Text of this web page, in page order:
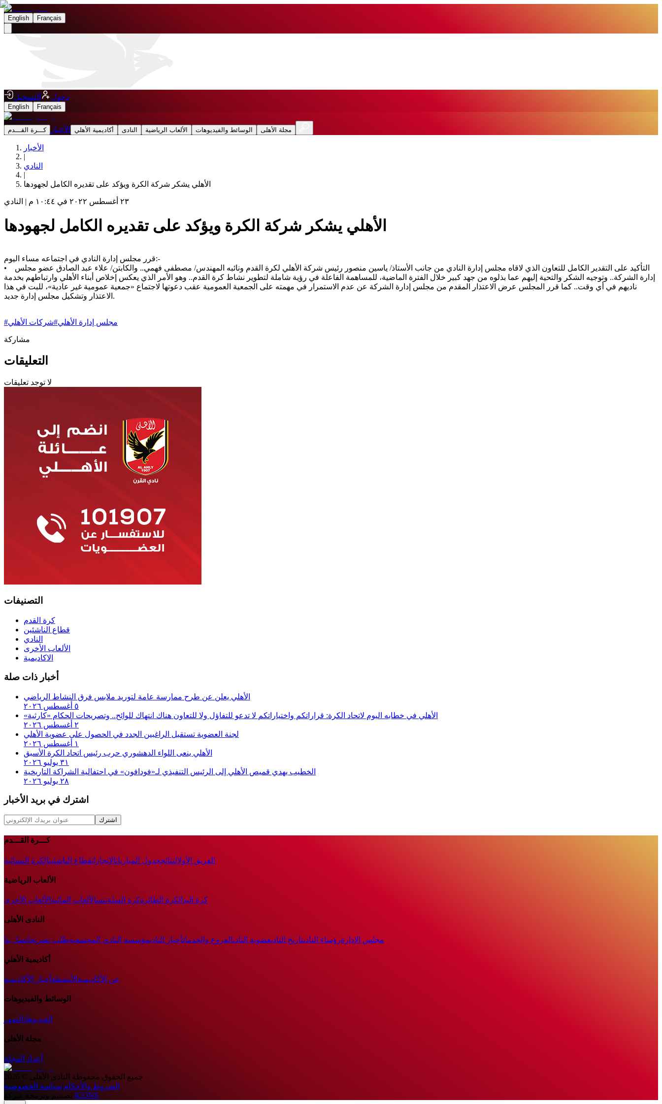
English Français
دخول التسجيل
English Français
كـــرة القـــدم الأخبار أكاديمية الأهلي النادى الألعاب الرياضية الوسائط والفيديوهات مجلة الأهلى
الأخبار
|
النادي
|
الأهلي يشكر شركة الكرة ويؤكد على تقديره الكامل لجهودها
٢٣ أغسطس ٢٠٢٢ في ١٠:٤٤ م | النادي
الأهلي يشكر شركة الكرة ويؤكد على تقديره الكامل لجهودها
قرر مجلس إدارة النادي في اجتماعه مساء اليوم:-
• التأكيد على التقدير الكامل للتعاون الذي لاقاه مجلس إدارة النادي من جانب الأستاذ/ ياسين منصور رئيس شركة الأهلي لكرة القدم ونائبه المهندس/ مصطفى فهمي.. والكابتن/ علاء عبد الصادق عضو مجلس
إدارة الشركة.. وتوجيه الشكر والتحية إليهم عما بذلوه من جهد كبير خلال الفترة الماضية، للمساهمة الفاعلة في رؤية شاملة لتطوير نشاط كرة القدم.. وهو الأمر الذي يعكس إخلاص أبناء الأهلي وارتباطهم بخدمة
ناديهم في أي وقت.. كما قرر المجلس عرض الاعتذار المقدم من مجلس إدارة الشركة عن عدم الاستمرار في مهمته على الجمعية العمومية عقب دعوتها لاجتماع «جمعية عمومية غير عادية»، للبت في هذا
الاعتذار وتشكيل مجلس إدارة جديد.
# مجلس إدارة الأهلي#شركات الأهلي
مشاركة
التعليقات
لا توجد تعليقات
التصنيفات
كرة القدم
قطاع الناشئين
النادي
الألعاب الأخرى
الاكاديمية
أخبار ذات صلة
الأهلي يعلن عن طرح ممارسة عامة لتوريد ملابس فرق النشاط الرياضي
٥ أغسطس ٢٠٢٦
الأهلي في خطابه اليوم لاتحاد الكرة:‏ قراراتكم واختياراتكم لا تدعو للتفاؤل ولا للتعاون هناك انتهاك للوائح.. وتصريحات الحكام «كارثية»‏
٢ أغسطس ٢٠٢٦
لجنة العضوية تستقبل الراغبين الجدد في الحصول على عضوية الأهلي
١ أغسطس ٢٠٢٦
الأهلي ينعى اللواء الدهشوري حرب رئيس اتحاد الكرة الأسبق
٣١ يوليو ٢٠٢٦
الخطيب يهدي قميص الأهلي إلى الرئيس التنفيذي لـ«فودافون» في احتفالية الشراكة التاريخية
٢٨ يوليو ٢٠٢٦
اشترك في بريد الأخبار
اشترك
كـــرة القـــدم
الفريق الأولالنتائججدول المبارياتالإنجازاتقطاع الناشئينالكرة النسائية
الألعاب الرياضية
كرة اليد الكرة الطائرةكرة السلةتنسالألعاب المائية الألعاب الأخرى
النادى الأهلى
مجلس الإدارةرؤساء النادىتاريخ النادىعضوية النادىالفروع والخدماتأخبار الناديمؤسسة النادي المجتمعيةطلب تصريحاتصل بنا
أكاديمية الأهلي
عن الأكاديمية الأنشطة أخبار الأكاديمية
الوسائط والفيديوهات
الفيديوهاتالصور
مجلة الأهلى
أعداد المجلة
جميع الحقوق محفوظة النادى الأهلى ©
2026
الشروط والأحكام|سياسة الخصوصية
تصميم وبرمجة شركة ICONS